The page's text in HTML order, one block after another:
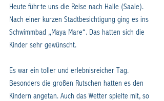
Heute führte uns die Reise nach Halle (Saale).
Nach einer kurzen Stadtbesichtigung ging es ins
Schwimmbad „Maya Mare“. Das hatten sich die
Kinder sehr gewünscht.
Es war ein toller und erlebnisreicher Tag.
Besonders die großen Rutschen hatten es den
Kindern angetan. Auch das Wetter spielte mit, so